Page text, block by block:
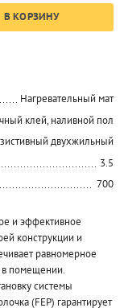
В КОРЗИНУ
Нагревательный мат
клей, наливной пол
двухжильный
3.5
700
и эффективное
конструкции и
равномерное
в помещении.
системы
(FEP) гарантирует